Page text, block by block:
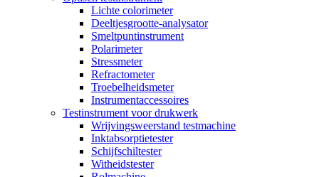
Lichte colorimeter
Deeltjesgrootte-analysator
Smeltpuntinstrument
Polarimeter
Stressmeter
Refractometer
Troebelheidsmeter
Instrumentaccessoires
Testinstrument voor drukwerk
Wrijvingsweerstand testmachine
Inktabsorptietester
Schijfschiltester
Witheidstester